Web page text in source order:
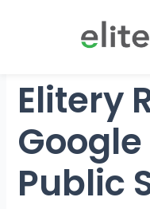
Elitery
Public